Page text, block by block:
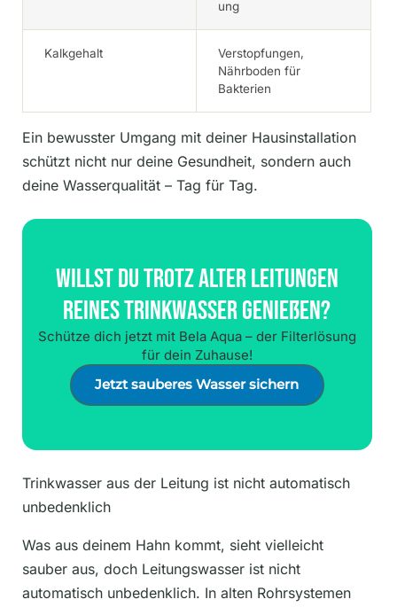
ung
Kalkgehalt
Verstopfungen,
Nährboden für
Bakterien
Ein bewusster Umgang mit deiner Hausinstallation
schützt nicht nur deine Gesundheit, sondern auch
deine Wasserqualität – Tag für Tag.
Willst Du Trotz Alter Leitungen
Reines Trinkwasser Genießen?
Schütze dich jetzt mit Bela Aqua – der Filterlösung
für dein Zuhause!
Jetzt sauberes Wasser sichern
Trinkwasser aus der Leitung ist nicht automatisch
unbedenklich
Was aus deinem Hahn kommt, sieht vielleicht
sauber aus, doch Leitungswasser ist nicht
automatisch unbedenklich. In alten Rohrsystemen